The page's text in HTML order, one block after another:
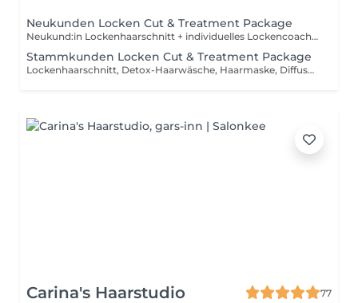
Neukunden Locken Cut & Treatment Package
Neukund:in Lockenhaarschnitt + individuelles Lockencoaching inkl. Haaranalyse, Lockenberatung, Detox-Haarwäsche, Haarmaske, Diffusor-Styling, Pflege- und Stylingberatung für zu Hause. Wir nehmen uns bewusst viel Zeit für deine Locken, um die Bedürfnisse von Dir und Deiner Haarstruktur genau zu verstehen. Außerdem erhälst du von uns das passende Locken Gel & Bürste für dein Styling zuhause.
Stammkunden Locken Cut & Treatment Package
Lockenhaarschnitt, Detox-Haarwäsche, Haarmaske, Diffusor-Styling, Pflege- und Stylingberatung für zu Hause. Für Stammkunden die bereits das Neukundenpaket gebucht haben.
Carina's Haarstudio
77